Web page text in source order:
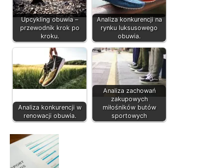
Upcykling obuwia –
przewodnik krok po
kroku.
Analiza konkurencji na
rynku luksusowego
obuwia.
Analiza konkurencji w
renowacji obuwia.
Analiza zachowań
zakupowych
miłośników butów
sportowych